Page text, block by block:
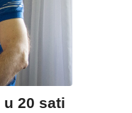
u 20 sati